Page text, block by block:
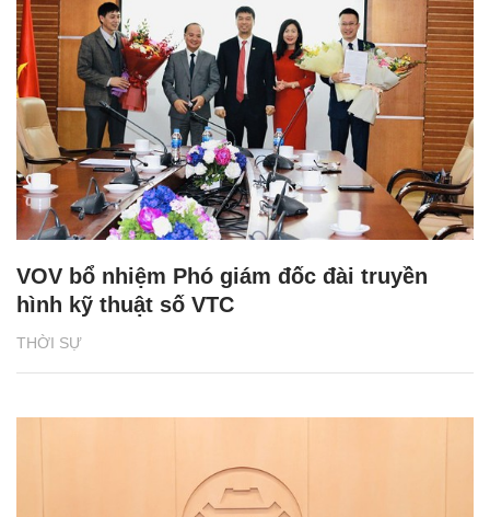
THỜI SỰ
VOV bổ nhiệm Phó giám đốc đài truyền
hình kỹ thuật số VTC